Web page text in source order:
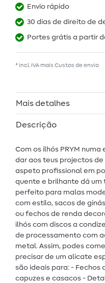
Envio rápido
30 dias de direito de
Portes grátis a partir
* incl. IVA mais Custos de envio
Mais detalhes
Descrição
Com os ilhós PRYM
dar aos teus projectos
aspeto profissional em
quente e brilhante dá
perfeito para malas
com estilo, sacos de
ou fechos de renda
ilhós com discos a
de processamento com
metal. Assim, podes
precisar de um alicate
são ideais para: - Fechos
capuzes e casacos -